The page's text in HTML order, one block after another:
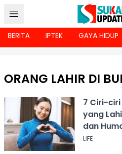
BERITA IPTEK GAYA HIDUP
ORANG LAHIR DI
7 Ciri-
yang
dan
LIFE